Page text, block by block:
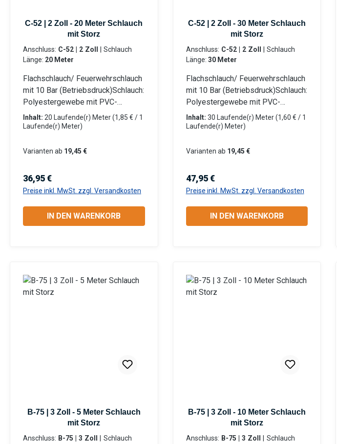
C-52 | 2 Zoll - 20 Meter Schlauch
mit Storz
Anschluss: C-52 | 2 Zoll
Länge: 20 Meter
Flachschlauch/ Feuerwehrschlauch
mit 10 Bar (Betriebsdruck)Schlauch:
Polyestergewebe mit PVC-
Innenschicht Beidseitig mit LM-
Storz-Kupplungen (Aluminium)
oder Schmutzwasserpumpen
Industrie: Gewerbe, Garten- und
Landschaftsbau, Baugewerbe,
Landwirtschaft, Kommunen,
Privatanwender Information zur
Inhalt: 20 Laufende(r) Meter(1,85 € / 1
Laufende(r) Meter)
Varianten ab 19,45 €
Regulärer Preis:
36,95 €
Preise inkl. MwSt. zzgl. Versandkosten
IN DEN WARENKORB
C-52 | 2 Zoll - 30 Meter Schlauch
mit Storz
Anschluss: C-52 | 2 Zoll
Länge: 30 Meter
Flachschlauch/ Feuerwehrschlauch
mit 10 Bar (Betriebsdruck)Schlauch:
Polyestergewebe mit PVC-
Innenschicht Beidseitig mit LM-
Storz-Kupplungen (Aluminium)
oder Schmutzwasserpumpen
Industrie: Gewerbe, Garten- und
Landschaftsbau, Baugewerbe,
Landwirtschaft, Kommunen,
Privatanwender Information zur
Inhalt: 30 Laufende(r) Meter(1,60 € / 1
Laufende(r) Meter)
Varianten ab 19,45 €
Regulärer Preis:
47,95 €
Preise inkl. MwSt. zzgl. Versandkosten
IN DEN WARENKORB
B-75 | 3 Zoll - 5 Meter Schlauch
mit Storz
Anschluss: B-75 | 3 Zoll
B-75 | 3 Zoll - 10 Meter Schlauch
mit Storz
Anschluss: B-75 | 3 Zoll